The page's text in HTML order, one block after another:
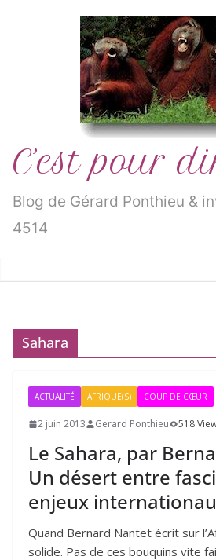
C’est pour
Blog de Gérard Ponthieu &
4514
Sahara
ACTUALITÉ AFRIQUE(S) COUP DE CŒUR
2 juin 2013 Gerard Ponthieu 518
Le Sahara, par
Un désert entre
enjeux
Quand Bernard Nantet écrit sur
solide. Pas de ces bou­quins vite